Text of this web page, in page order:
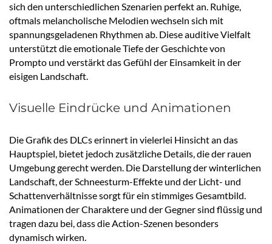
sich den unterschiedlichen Szenarien perfekt an. Ruhige,
oftmals melancholische Melodien wechseln sich mit
spannungsgeladenen Rhythmen ab. Diese auditive Vielfalt
unterstützt die emotionale Tiefe der Geschichte von
Prompto und verstärkt das Gefühl der Einsamkeit in der
eisigen Landschaft.
Visuelle Eindrücke und Animationen
Die Grafik des DLCs erinnert in vielerlei Hinsicht an das
Hauptspiel, bietet jedoch zusätzliche Details, die der rauen
Umgebung gerecht werden. Die Darstellung der winterlichen
Landschaft, der Schneesturm-Effekte und der Licht- und
Schattenverhältnisse sorgt für ein stimmiges Gesamtbild.
Animationen der Charaktere und der Gegner sind flüssig und
tragen dazu bei, dass die Action-Szenen besonders
dynamisch wirken.